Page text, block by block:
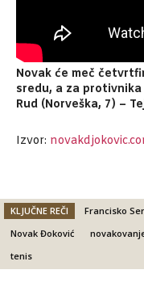
Novak će meč
sredu, a za
Rud (Norveška, 7) –
Izvor:
KLJUČNE REČI Francisko
Novak Đoković
tenis